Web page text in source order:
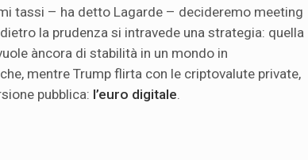
tassi – ha detto Lagarde – decideremo meeting
la prudenza si intravede una strategia: quella
àncora di stabilità in un mondo in
mentre Trump flirta con le criptovalute private,
pubblica: l’euro digitale